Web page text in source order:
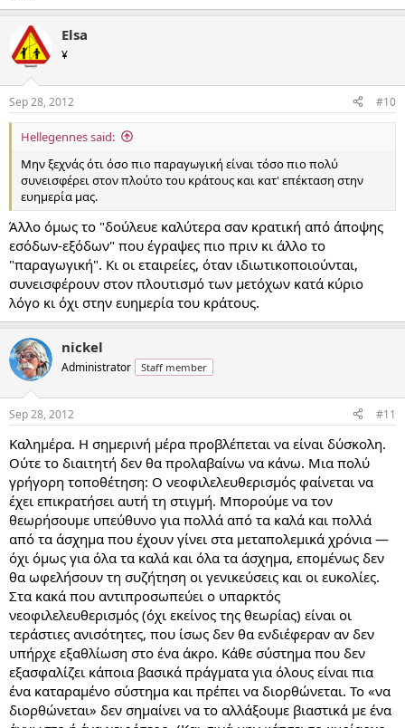
Elsa
¥
Sep 28, 2012 #10
Hellegennes said:
Μην ξεχνάς ότι όσο πιο παραγωγική είναι τόσο πιο πολύ
συνεισφέρει στον πλούτο του κράτους και κατ' επέκταση στην
ευημερία μας.
Άλλο όμως το "δούλευε καλύτερα σαν κρατική από άποψης
εσόδων-εξόδων" που έγραψες πιο πριν κι άλλο το
"παραγωγική". Κι οι εταιρείες, όταν ιδιωτικοποιούνται,
συνεισφέρουν στον πλουτισμό των μετόχων κατά κύριο
λόγο κι όχι στην ευημερία του κράτους.
nickel
Administrator Staff member
Sep 28, 2012 #11
Καλημέρα. Η σημερινή μέρα προβλέπεται να είναι δύσκολη.
Ούτε το διαιτητή δεν θα προλαβαίνω να κάνω. Μια πολύ
γρήγορη τοποθέτηση: Ο νεοφιλελευθερισμός φαίνεται να
έχει επικρατήσει αυτή τη στιγμή. Μπορούμε να τον
θεωρήσουμε υπεύθυνο για πολλά από τα καλά και πολλά
από τα άσχημα που έχουν γίνει στα μεταπολεμικά χρόνια —
όχι όμως για όλα τα καλά και όλα τα άσχημα, επομένως δεν
θα ωφελήσουν τη συζήτηση οι γενικεύσεις και οι ευκολίες.
Στα κακά που αντιπροσωπεύει ο υπαρκτός
νεοφιλελευθερισμός (όχι εκείνος της θεωρίας) είναι οι
τεράστιες ανισότητες, που ίσως δεν θα ενδιέφεραν αν δεν
υπήρχε εξαθλίωση στο ένα άκρο. Κάθε σύστημα που δεν
εξασφαλίζει κάποια βασικά πράγματα για όλους είναι πια
ένα καταραμένο σύστημα και πρέπει να διορθώνεται. Το «να
διορθώνεται» δεν σημαίνει να το αλλάξουμε βιαστικά με ένα